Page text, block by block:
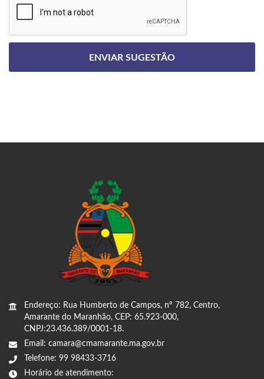
Endereço: Rua Humberto de Campos, nº 782, Centro,
Amarante do Maranhão, CEP: 65.923-000,
CNPJ:23.436.389/0001-18.
Email: camara@cmamarante.ma.gov.br
Telefone: 99 98433-3716
Horário de atendimento: